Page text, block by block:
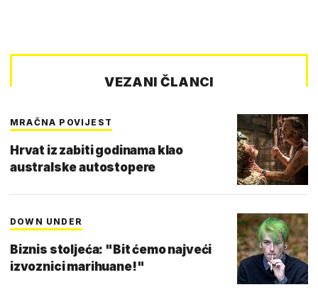
VEZANI ČLANCI
MRAČNA POVIJEST
Hrvat iz zabiti godinama klao
australske autostopere
DOWN UNDER
Biznis stoljeća: "Bit ćemo najveći
izvoznici marihuane!"